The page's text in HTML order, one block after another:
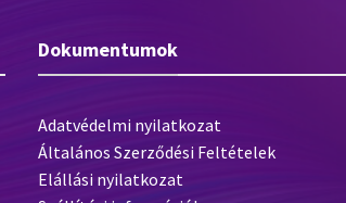
Dokumentumok
Adatvédelmi nyilatkozat
Általános Szerződési Feltételek
Elállási nyilatkozat